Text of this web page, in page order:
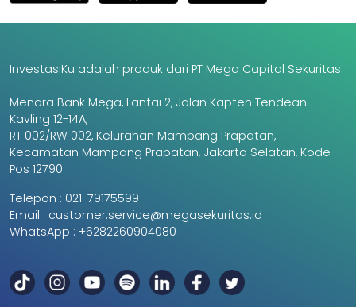
InvestasiKu adalah produk dari PT Mega Capital Sekuritas
Menara Bank Mega, Lantai 2, Jalan Kapten Tendean
Kavling 12-14A,
RT 002/RW 002, Kelurahan Mampang Prapatan,
Kecamatan Mampang Prapatan, Jakarta Selatan, Kode
Pos 12790
Telepon : 021-79175599
Email : customer.service@megasekuritas.id
WhatsApp : +6282260904080